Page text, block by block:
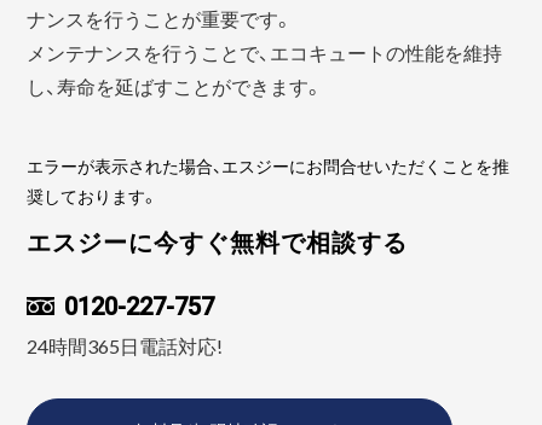
ナンスを行うことが重要です。
メンテナンスを行うことで、エコキュートの性能を維持
し、寿命を延ばすことができます。
エラーが表示された場合、エスジーにお問合せいただくことを推
奨しております。
エスジーに今すぐ無料で相談する
0120-227-757
24時間365日電話対応!